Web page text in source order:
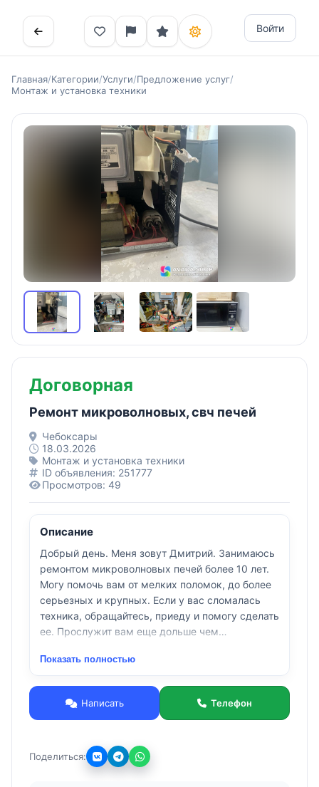
Войти
Главная/Категории/Услуги/Предложение услуг/
Монтаж и установка техники
Договорная
Ремонт микроволновых, свч печей
Чебоксары
18.03.2026
Монтаж и установка техники
ID объявления: 251777
Просмотров: 49
Описание
Добрый день. Меня зовут Дмитрий. Занимаюсь
ремонтом микроволновых печей более 10 лет.
Могу помочь вам от мелких поломок, до более
серьезных и крупных. Если у вас сломалась
техника, обращайтесь, приеду и помогу сделать
ее. Прослужит вам еще дольше чем
Показать полностью
Написать Телефон
Поделиться: